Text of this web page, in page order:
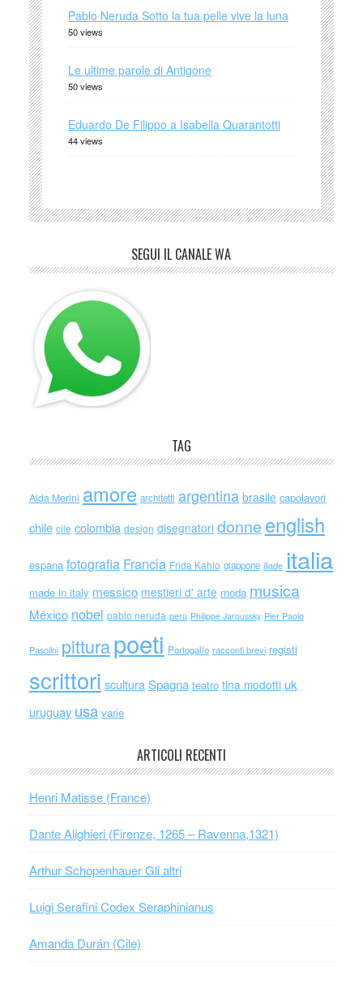
Pablo Neruda Sotto la tua pelle vive la luna
50 views
Le ultime parole di Antigone
50 views
Eduardo De Filippo a Isabella Quarantotti
44 views
SEGUI IL CANALE WA
TAG
Alda Merini amore architetti argentina brasile capolavori
chile cile colombia design disegnatori donne english
espana fotografia Francia Frida Kahlo giappone iliade italia
made in italy messico mestieri d' arte moda musica
México nobel pablo neruda perù Philippe Jaroussky Pier Paolo
Pasolini pitturapoeti Portogallo racconti brevi registi
scrittori scultura Spagna teatro tina modotti uk
uruguay usa varie
ARTICOLI RECENTI
Henri Matisse (France)
Dante Alighieri (Firenze, 1265 – Ravenna,1321)
Arthur Schopenhauer Gli altri
Luigi Serafini Codex Seraphinianus
Amanda Durán (Cile)